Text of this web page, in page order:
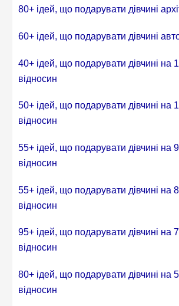
80+ ідей, що подарувати дівчині
60+ ідей, що подарувати дівчині
40+ ідей, що подарувати дівчині на
відносин
50+ ідей, що подарувати дівчині на
відносин
55+ ідей, що подарувати дівчині на 9
відносин
55+ ідей, що подарувати дівчині на 8
відносин
95+ ідей, що подарувати дівчині на 7
відносин
80+ ідей, що подарувати дівчині на 5
відносин